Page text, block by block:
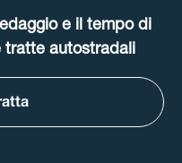
e il tempo di
tratte autostradali